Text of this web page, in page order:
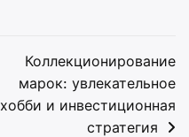
Коллекционирование
марок: увлекательное
хобби и инвестиционная
стратегия